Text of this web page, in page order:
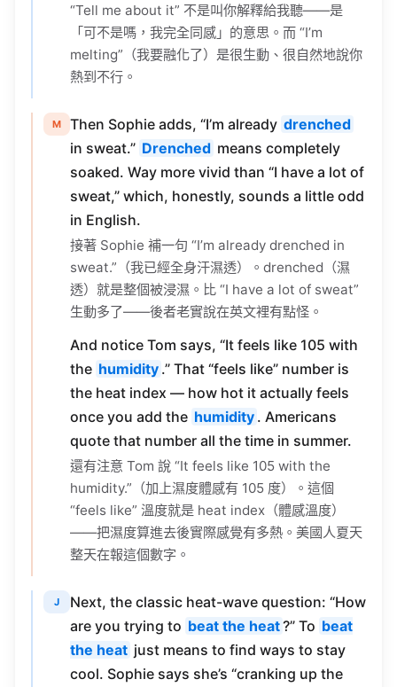
“Tell me about it” 不是叫你解釋給我聽——是
「可不是嗎，我完全同感」的意思。而 “I’m
melting”（我要融化了）是很生動、很自然地說你
熱到不行。
M Then Sophie adds, “I’m already drenched
in sweat.” Drenched means completely
soaked. Way more vivid than “I have a lot of
sweat,” which, honestly, sounds a little odd
in English.
接著 Sophie 補一句 “I’m already drenched in
sweat.”（我已經全身汗濕透）。drenched（濕
透）就是整個被浸濕。比 “I have a lot of sweat”
生動多了——後者老實說在英文裡有點怪。
And notice Tom says, “It feels like 105 with
the humidity .” That “feels like” number is
the heat index — how hot it actually feels
once you add the humidity . Americans
quote that number all the time in summer.
還有注意 Tom 說 “It feels like 105 with the
humidity.”（加上濕度體感有 105 度）。這個
“feels like” 溫度就是 heat index（體感溫度）
——把濕度算進去後實際感覺有多熱。美國人夏天
整天在報這個數字。
J
Next, the classic heat-wave question: “How
are you trying to beat the heat?” To beat
the heat just means to find ways to stay
cool. Sophie says she’s “cranking up the